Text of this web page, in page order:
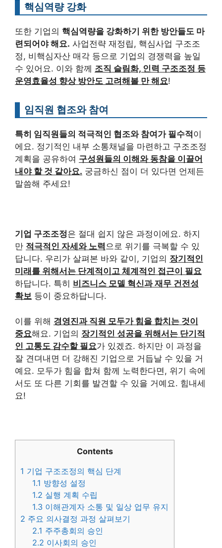
핵심역량 강화
또한 기업의 핵심역량을 강화하기 위한 방안들도 마
련되어야 해요. 사업전략 재정립, 핵심사업 구조조
정, 비핵심자산 매각 등으로 기업의 경쟁력을 높일
수 있어요. 이와 함께 조직 슬림화, 인력 구조조정 등
운영효율성 향상 방안도 고려해볼 만 해요!
임직원 협조와 참여
특히 임직원들의 적극적인 협조와 참여가 필수적 이
에요. 정기적인 내부 소통채널을 마련하고 구조조정
계획을 공유하여 구성원들의 이해와 동참을 이끌어
내야 할 것 같아요. 궁금하신 점이 더 있다면 언제든
말씀해 주세요!
기업 구조조정은 절대 쉽지 않은 과정이에요. 하지
만 적극적인 자세와 노력으로 위기를 극복할 수 있
답니다. 우리가 살펴본 바와 같이, 기업의 장기적인
미래를 위해서는 단계적이고 체계적인 접근이 필요
하답니다. 특히 비즈니스 모델 혁신과 재무 건전성
확보 등이 중요하답니다.
이를 위해 경영진과 직원 모두가 힘을 합치는 것이
중요해요. 기업의 장기적인 성공을 위해서는 단기적
인 고통도 감수할 필요가 있겠죠. 하지만 이 과정을
잘 견뎌내면 더 강해진 기업으로 거듭날 수 있을 거
예요. 모두가 힘을 합쳐 함께 노력한다면, 위기 속에
서도 또 다른 기회를 발견할 수 있을 거예요. 힘내세
요!
Contents
1 기업 구조조정의 핵심 단계
1.1 방향성 설정
1.2 실행 계획 수립
1.3 이해관계자 소통 및 일상 업무 유지
2 주요 의사결정 과정 살펴보기
2.1 주주총회의 승인
2.2 이사회의 승인